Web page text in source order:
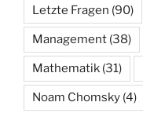
Letzte Fragen (90)
Management (38)
Mathematik (31)
Noam Chomsky (4)